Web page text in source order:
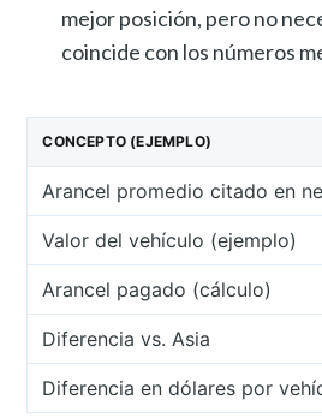
mejor posición, pero no
coincide con los números
CONCEPTO (EJEMPLO)
Arancel promedio citado en
Valor del vehículo (ejemplo)
Arancel pagado (cálculo)
Diferencia vs. Asia
Diferencia en dólares por